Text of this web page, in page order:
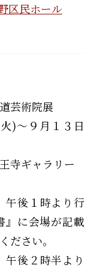
区民ホール
芸術院展
)～９月１３日
寺ギャラリー
後１時より行
』に会場が記載
ださい。
後２時半より